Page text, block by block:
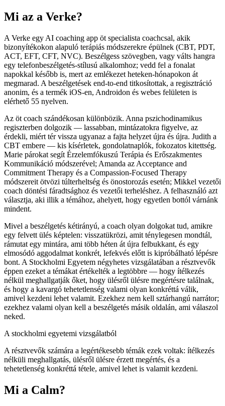
Mi az a Verke?
A Verke egy AI coaching app öt specialista coachcsal, akik
bizonyítékokon alapuló terápiás módszerekre épülnek (CBT, PDT,
ACT, EFT, CFT, NVC). Beszélgess szövegben, vagy válts hangra
egy telefonbeszélgetés-stílusú alkalomhoz; vedd fel a fonalat
napokkal később is, mert az emlékezet heteken-hónapokon át
megmarad. A beszélgetések end-to-end titkosítottak, a regisztráció
anonim, és a termék iOS-en, Androidon és webes felületen is
elérhető 55 nyelven.
Az öt coach szándékosan különbözik. Anna pszichodinamikus
regiszterben dolgozik — lassabban, mintázatokra figyelve, az
érdekli, miért tér vissza ugyanaz a fajta helyzet újra és újra. Judith a
CBT embere — kis kísérletek, gondolatnaplók, fokozatos kitettség.
Marie párokat segít Érzelemfókuszú Terápia és Erőszakmentes
Kommunikáció módszerével; Amanda az Acceptance and
Commitment Therapy és a Compassion-Focused Therapy
módszereit ötvözi túlterheltség és önostorozás esetén; Mikkel vezetői
coach döntési fáradtsághoz és vezetői terheléshez. A felhasználó azt
választja, aki illik a témához, ahelyett, hogy egyetlen bottól várnánk
mindent.
Mivel a beszélgetés kétirányú, a coach olyan dolgokat tud, amikre
egy felvett ülés képtelen: visszatükrözi, amit ténylegesen mondtál,
rámutat egy mintára, ami több héten át újra felbukkant, és egy
elmosódó aggodalmat konkrét, lefekvés előtt is kipróbálható lépésre
bont. A Stockholmi Egyetem négyhetes vizsgálatában a résztvevők
éppen ezeket a témákat értékelték a legtöbbre — hogy ítélkezés
nélkül meghallgatják őket, hogy ülésről ülésre megértésre találnak,
és hogy a kavargó tehetetlenség valami olyan konkréttá válik,
amivel kezdeni lehet valamit. Ezekhez nem kell sztárhangú narrátor;
ezekhez valami olyan kell a beszélgetés másik oldalán, ami válaszol
neked.
A stockholmi egyetemi vizsgálatból
A résztvevők számára a legértékesebb témák ezek voltak: ítélkezés
nélküli meghallgatás, ülésről ülésre érzett megértés, és a
tehetetlenség konkréttá tétele, amivel lehet is valamit kezdeni.
Mi a Calm?